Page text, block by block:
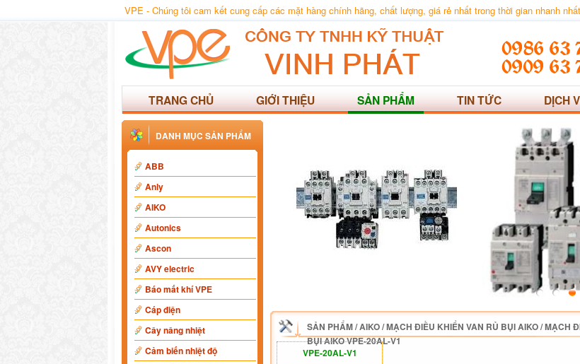
VPE - Chúng tôi cam kết cung cấp các mặt hàng chính hãng, chất lượng, giá rẻ nhất trong thời gian nhanh
TRANG CHỦ GIỚI THIỆU SẢN PHẨM TIN TỨC DỊCH
DANH MỤC SẢN PHẨM
ABB
Anly
AIKO
Autonics
Ascon
AVY electric
Báo mất khí VPE
Cáp điện
Cây nâng nhiệt
Cảm biến nhiệt độ
SẢN PHẨM/AIKO/MẠCH ĐIỀU KHIỂN VAN RỦ BỤI AIKO/MẠCH
BỤI AIKO VPE-20AL-V1
VPE-20AL-V1